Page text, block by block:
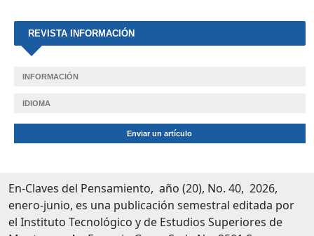
REVISTA INFORMACIÓN
INFORMACIÓN
IDIOMA
Enviar un artículo
En-Claves del Pensamiento, año (20), No. 40, 2026,
enero-junio, es una publicación semestral editada por
el Instituto Tecnológico y de Estudios Superiores de